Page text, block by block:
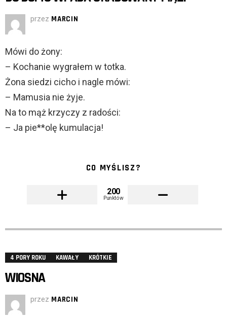
przez MARCIN
Mówi do żony:
– Kochanie wygrałem w totka.
Żona siedzi cicho i nagle mówi:
– Mamusia nie żyje.
Na to mąż krzyczy z radości:
– Ja pie**olę kumulacja!
CO MYŚLISZ?
200
Punktów
4 PORY ROKU KAWAŁY KRÓTKIE
WIOSNA
przez MARCIN